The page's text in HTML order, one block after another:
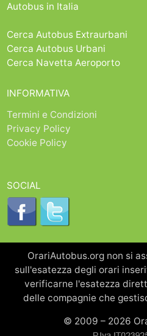
Autobus in Italia
Cerca Autobus Extraurbani
Cerca Autobus Urbani
Cerca Navetta Aeroporto
INFORMATIVA
Termini e Condizioni
Privacy Policy
Cookie Policy
SOCIAL
OrariAutobus.org non si
sull'esatezza degli orari
verificarne l'esatezza
delle compagnie che
© 2009 – 2026